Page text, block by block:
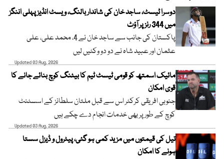
دوسرا ٹیسٹ، ساجد خان کی شاندار بالنگ، ویسٹ انڈیز پہلی اننگز
میں 344 رنز پر آؤٹ
پاکستان کی جانب سے ساجد خان نے 4، محمد علی، علی
عثمان اور عبید شاہ نے دو دو وکٹیں لیں
Updated 03 Aug, 2026
مائیک اسمتھ کو قومی ٹیسٹ ٹیم کا بیٹنگ کوچ بنائے جانے کا
قوی امکان
جنوبی افریقی کرکٹر اس سے قبل ملتان سلطانز کے اسسٹنٹ
کوچ کے طور پر بھی خدمات انجام دے چکے ہیں
Updated 03 Aug, 2026
تیل کی قیمتوں میں مزید کمی ہو گئی، پیٹرول و ڈیزل سستا
ہونے کا امکان